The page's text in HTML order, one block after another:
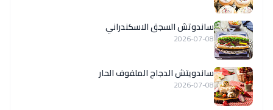
ساندوتش السجق الاسكندراني
2026-07-08
ساندويتش الدجاج الملفوف الحار
2026-07-08